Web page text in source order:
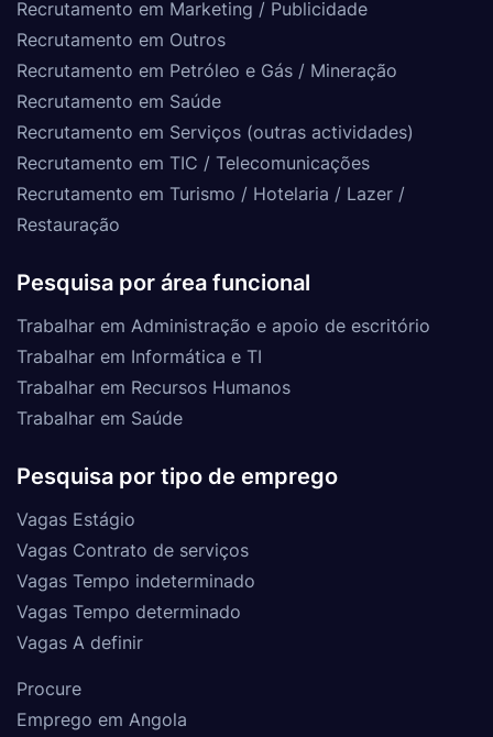
Recrutamento em Marketing / Publicidade
Recrutamento em Outros
Recrutamento em Petróleo e Gás / Mineração
Recrutamento em Saúde
Recrutamento em Serviços (outras actividades)
Recrutamento em TIC / Telecomunicações
Recrutamento em Turismo / Hotelaria / Lazer /
Restauração
Pesquisa por área funcional
Trabalhar em Administração e apoio de escritório
Trabalhar em Informática e TI
Trabalhar em Recursos Humanos
Trabalhar em Saúde
Pesquisa por tipo de emprego
Vagas Estágio
Vagas Contrato de serviços
Vagas Tempo indeterminado
Vagas Tempo determinado
Vagas A definir
Procure
Emprego em Angola